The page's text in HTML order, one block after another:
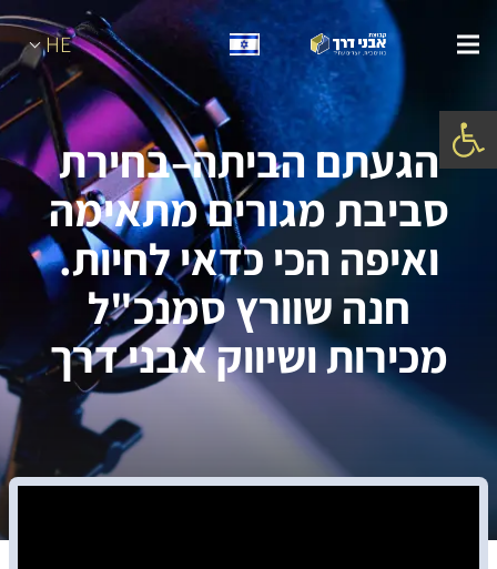
פתח סרגל נגישות
HE
הגעתם הביתה–בחירת
סביבת מגורים מתאימה
ואיפה הכי כדאי לחיות.
חנה שוורץ סמנכ"ל
מכירות ושיווק אבני דרך